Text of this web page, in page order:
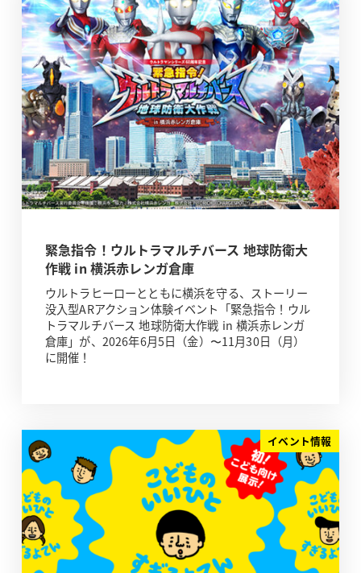
緊急指令！ウルトラマルチバース 地球防衛大
作戦 in 横浜赤レンガ倉庫
ウルトラヒーローとともに横浜を守る、ストーリー
没入型ARアクション体験イベント「緊急指令！ウル
トラマルチバース 地球防衛大作戦 in 横浜赤レンガ
倉庫」が、2026年6月5日（金）〜11月30日（月）
に開催！
イベント情報